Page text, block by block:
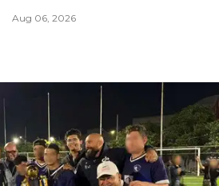
Aug 06, 2026